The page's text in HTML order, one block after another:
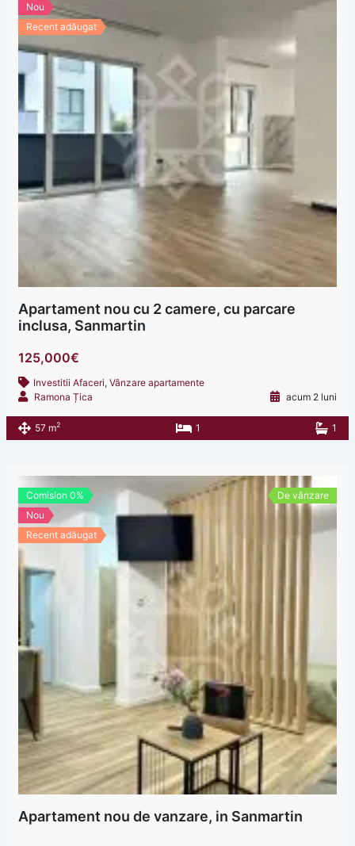
Nou
Recent adăugat
Apartament nou cu 2 camere, cu parcare
inclusa, Sanmartin
125,000€
Investitii Afaceri, Vânzare apartamente
Ramona Țica
acum 2 luni
57 m2 1 1
Comision 0%
Nou
Recent adăugat
De vânzare
Apartament nou de vanzare, in Sanmartin